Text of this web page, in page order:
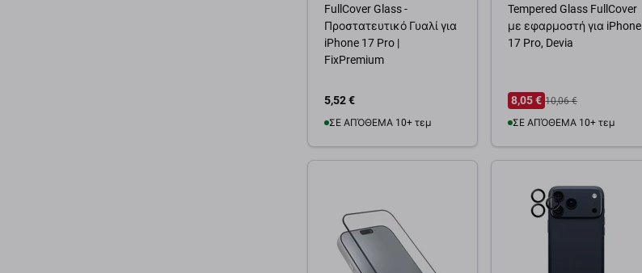
FullCover Glass -
Προστατευτικό Γυαλί για
iPhone 17 Pro |
FixPremium
5,52 €
ΣΕ ΑΠΌΘΕΜΑ 10+ τεμ
Tempered Glass FullCover
με εφαρμοστή για iPhone
17 Pro, Devia
8,05 € 10,06 €
ΣΕ ΑΠΌΘΕΜΑ 10+ τεμ